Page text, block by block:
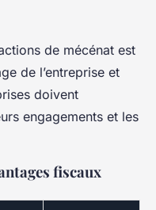
de mécénat est
de l’entreprise et
doivent
engagements et les
fiscaux